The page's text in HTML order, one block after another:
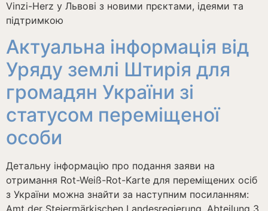
Vinzi-Herz у Львові з новими прєктами, ідеями та
підтримкою
Актуальна інформація від
Уряду землі Штирія для
громадян України зі
статусом переміщеної
особи
Детальну інформацію про подання заяви на
отримання Rot-Weiß-Rot-Karte для переміщених осіб
з України можна знайти за наступним посиланням: